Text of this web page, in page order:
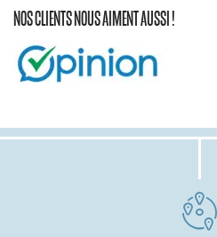
NOS CLIENTS NOUS AIMENT AUSSI !